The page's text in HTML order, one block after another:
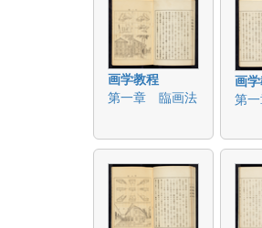
画学教程
第一章 臨画法
画
第